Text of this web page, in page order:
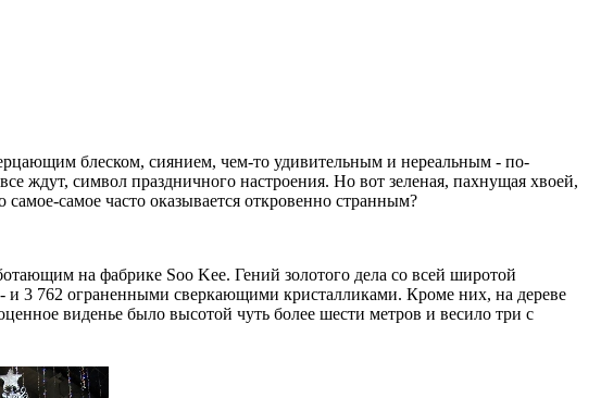
блеском, сиянием, чем-то удивительным и нереальным - по-
ждут, символ праздничного настроения. Но вот зеленая, пахнущая хвоей,
самое часто оказывается откровенно странным?
на фабрике Soo Kee. Гений золотого дела со всей широтой
и 3 762 ограненными сверкающими кристалликами. Кроме них, на дереве
виденье было высотой чуть более шести метров и весило три с